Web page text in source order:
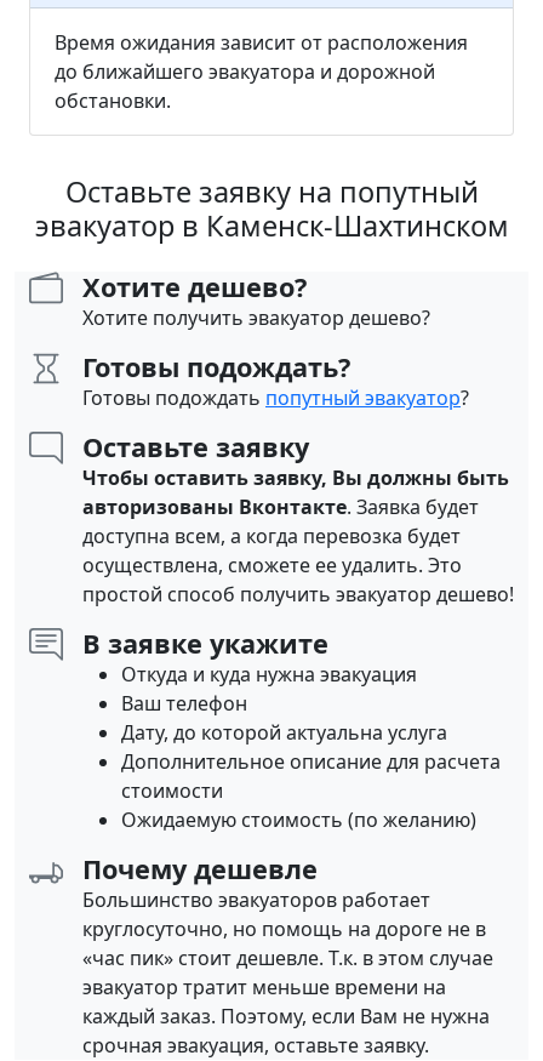
Время ожидания зависит от расположения
до ближайшего эвакуатора и дорожной
обстановки.
Оставьте заявку на попутный
эвакуатор в Каменск-Шахтинском
Хотите дешево?
Хотите получить эвакуатор дешево?
Готовы подождать?
Готовы подождать попутный эвакуатор?
Оставьте заявку
Чтобы оставить заявку, Вы должны быть
авторизованы Вконтакте. Заявка будет
доступна всем, а когда перевозка будет
осуществлена, сможете ее удалить. Это
простой способ получить эвакуатор дешево!
В заявке укажите
Откуда и куда нужна эвакуация
Ваш телефон
Дату, до которой актуальна услуга
Дополнительное описание для расчета
стоимости
Ожидаемую стоимость (по желанию)
Почему дешевле
Большинство эвакуаторов работает
круглосуточно, но помощь на дороге не в
«час пик» стоит дешевле. Т.к. в этом случае
эвакуатор тратит меньше времени на
каждый заказ. Поэтому, если Вам не нужна
срочная эвакуация, оставьте заявку.